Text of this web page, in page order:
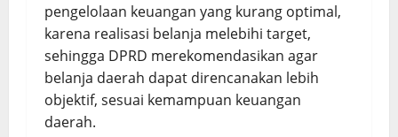
pengelolaan keuangan yang kurang optimal,
karena realisasi belanja melebihi target,
sehingga DPRD merekomendasikan agar
belanja daerah dapat direncanakan lebih
objektif, sesuai kemampuan keuangan
daerah.